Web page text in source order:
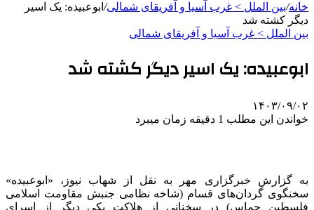
خانه/بین الملل > غرب آسیا و آفریقای شمالی/ ابوعبیده: یک اسیر
دیگر کشته شد
بین الملل > غرب آسیا و آفریقای شمالی
ابوعبیده: یک اسیر دیگر کشته شد
۱۴۰۳/۰۹/۰۲
خواندن این مطلب 1 دقیقه زمان میبرد
به گزارش خبرگزاری مهر به نقل از شهاب نیوز، «ابوعبیده»
سخنگوی گردان‌های قسام (شاخه نظامی جنبش مقاومت اسلامی
فلسطین حماس) در سخنانی از هلاکت یکی دیگر از اسرای